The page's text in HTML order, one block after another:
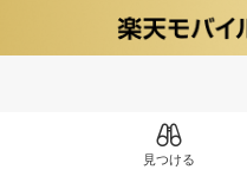
見つける